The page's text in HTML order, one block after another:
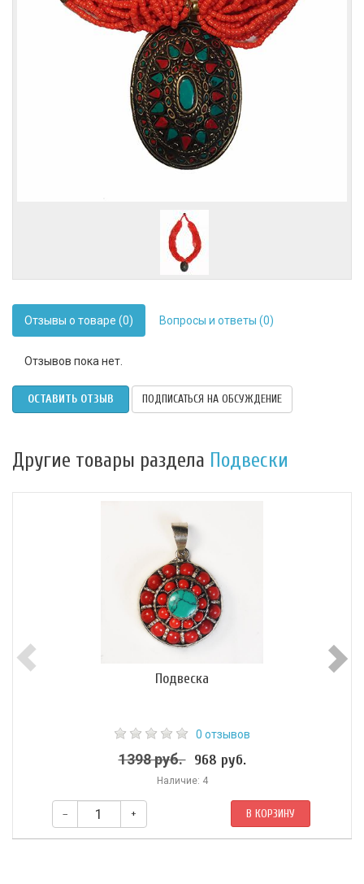
Отзывы о товаре (0) Вопросы и ответы (0)
Отзывов пока нет.
ОСТАВИТЬ ОТЗЫВ ПОДПИСАТЬСЯ НА ОБСУЖДЕНИЕ
Другие товары раздела Подвески
Подвеска
0 отзывов
1398 руб.968 руб.
Наличие: 4
– + В КОРЗИНУ